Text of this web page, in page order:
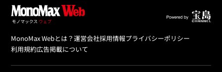
MonoMax Webとは？運営会社採用情報プライバシーポリシー
利用規約広告掲載について